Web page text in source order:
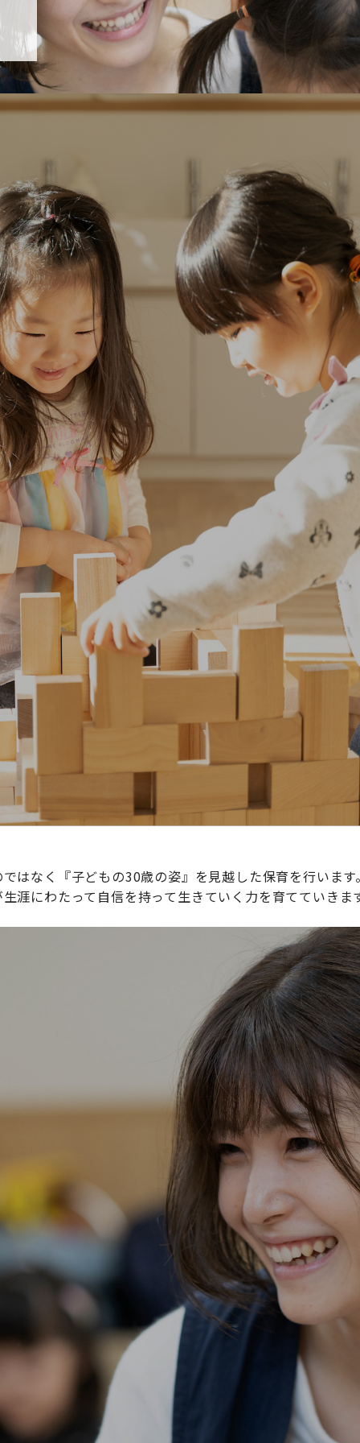
組】誕生会
はなく『子どもの30歳の姿』を見越した保育を行います
涯にわたって自信を持って生きていく力を育てていきま